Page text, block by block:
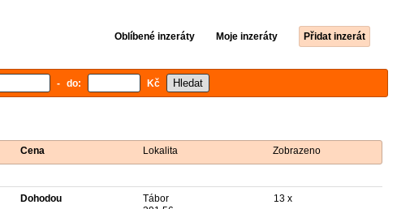
Oblíbené inzeráty Moje inzeráty Přidat inzerát
- do: Kč
Cena Lokalita Zobrazeno
Dohodou
Tábor
13 x